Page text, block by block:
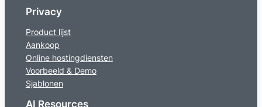
Privacy
Product lijst
Aankoop
Online hostingdiensten
Voorbeeld & Demo
Sjablonen
AI Resources